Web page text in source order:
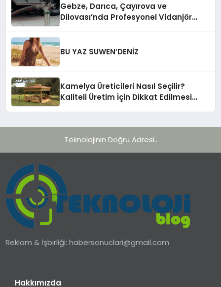
Gebze, Darıca, Çayırova ve
Dilovası’nda Profesyonel Vidanjör
BU YAZ SUWEN’DENİZ
Kamelya Üreticileri Nasıl Seçilir?
Kaliteli Üretim İçin Dikkat Edilmesi
Teknolojinin Doğru Adresi..
Reklam & İşbirliği:habersonuclari@gmail.com
Hakkımızda